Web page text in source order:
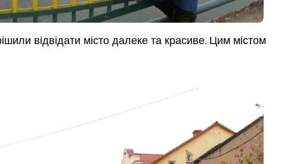
відвідати місто далеке та красиве. Цим містом